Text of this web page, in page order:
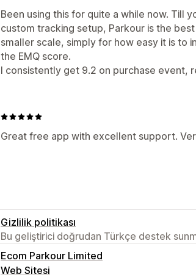
Been using this for quite a while now. Till
custom tracking setup, Parkour is the
smaller scale, simply for how easy it is to
the EMQ score.
I consistently get 9.2 on purchase event,
Great free app with excellent support.
Gizlilik politikası
Bu geliştirici doğrudan Türkçe destek
Ecom Parkour Limited
Web Sitesi